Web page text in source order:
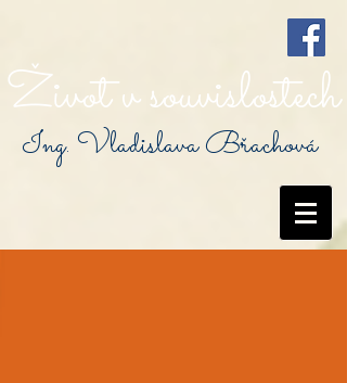
Život v souvislostech
Ing. Vladislava Břachová